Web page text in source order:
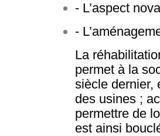
- L’aspect
-
La
permet à la
siècle dernier,
des usines ;
permettre de
est ainsi